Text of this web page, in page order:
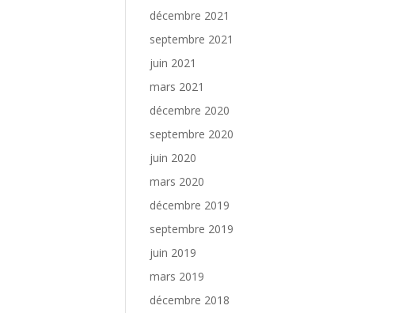
décembre 2021
septembre 2021
juin 2021
mars 2021
décembre 2020
septembre 2020
juin 2020
mars 2020
décembre 2019
septembre 2019
juin 2019
mars 2019
décembre 2018